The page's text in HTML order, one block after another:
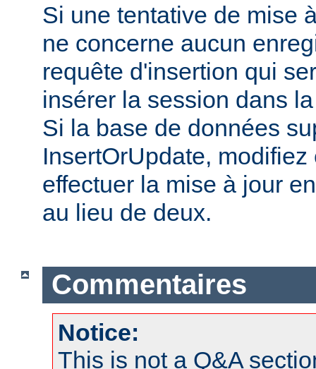
Si une tentative de mise
ne concerne aucun
requête d'insertion qui
insérer la session dans
Si la base de données
InsertOrUpdate,
effectuer la mise à jour
au lieu de deux.
Commentaires
Notice:
This is not a Q&A